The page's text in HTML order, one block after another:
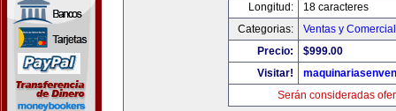
Longitud:
18 caracteres
Categorias:
Ventas y
Precio:
$999.00
Visitar!
Serán consideradas